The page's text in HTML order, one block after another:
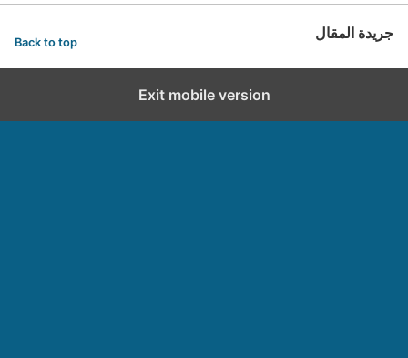
جريدة المقال Back to top
Exit mobile version